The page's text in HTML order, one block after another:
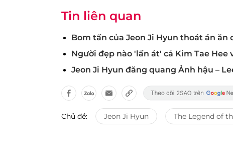
Tin liên quan
Bom tấn của Jeon Ji Hyun thoát án ăn
Người đẹp nào 'lấn át' cả Kim Tae Hee
Jeon Ji Hyun đăng quang Ảnh hậu –
Chủ đề: Jeon Ji Hyun The Legend of